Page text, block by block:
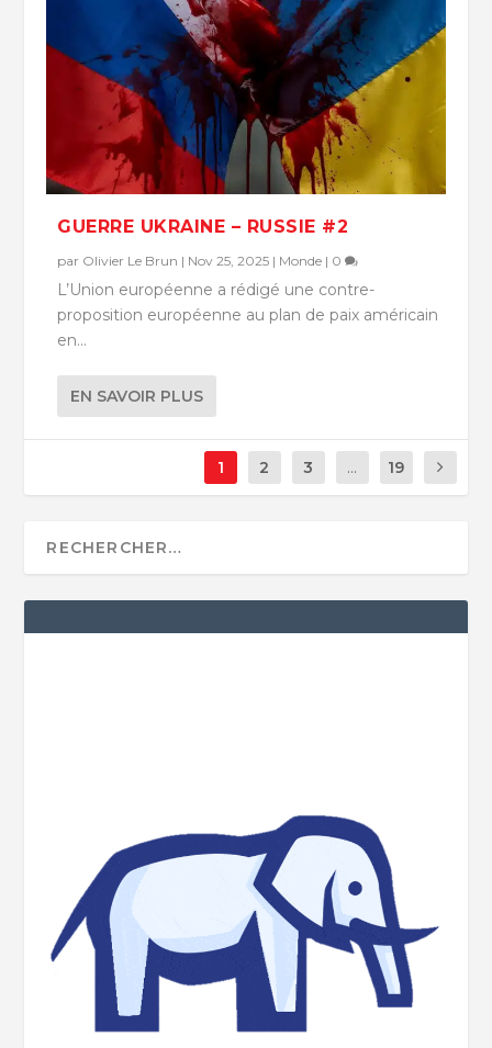
GUERRE UKRAINE – RUSSIE #2
par Olivier Le Brun | Nov 25, 2025 | Monde | 0
L’Union européenne a rédigé une contre-
proposition européenne au plan de paix américain
en...
EN SAVOIR PLUS
1 2 3 ... 19